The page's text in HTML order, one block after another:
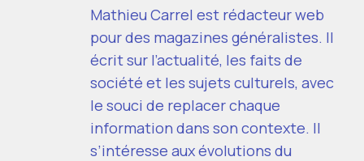
Mathieu Carrel est rédacteur web
pour des magazines généralistes. Il
écrit sur l’actualité, les faits de
société et les sujets culturels, avec
le souci de replacer chaque
information dans son contexte. Il
s’intéresse aux évolutions du